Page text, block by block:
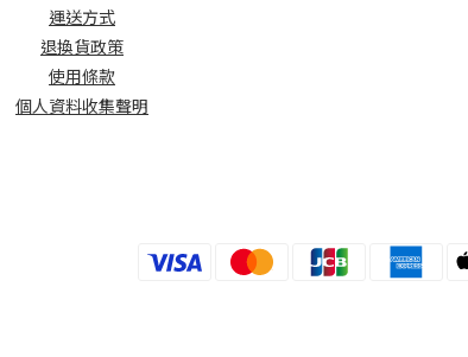
運送方式
退換貨政策
使用條款
個人資料收集聲明